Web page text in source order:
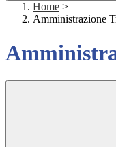
Home >
Amministrazione